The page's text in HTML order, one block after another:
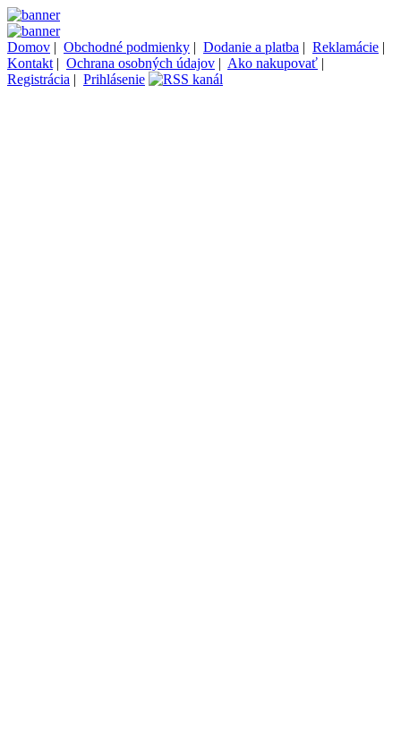
Domov | Obchodné podmienky | Dodanie a platba | Reklamácie |
Kontakt | Ochrana osobných údajov | Ako nakupovať |
Registrácia | Prihlásenie